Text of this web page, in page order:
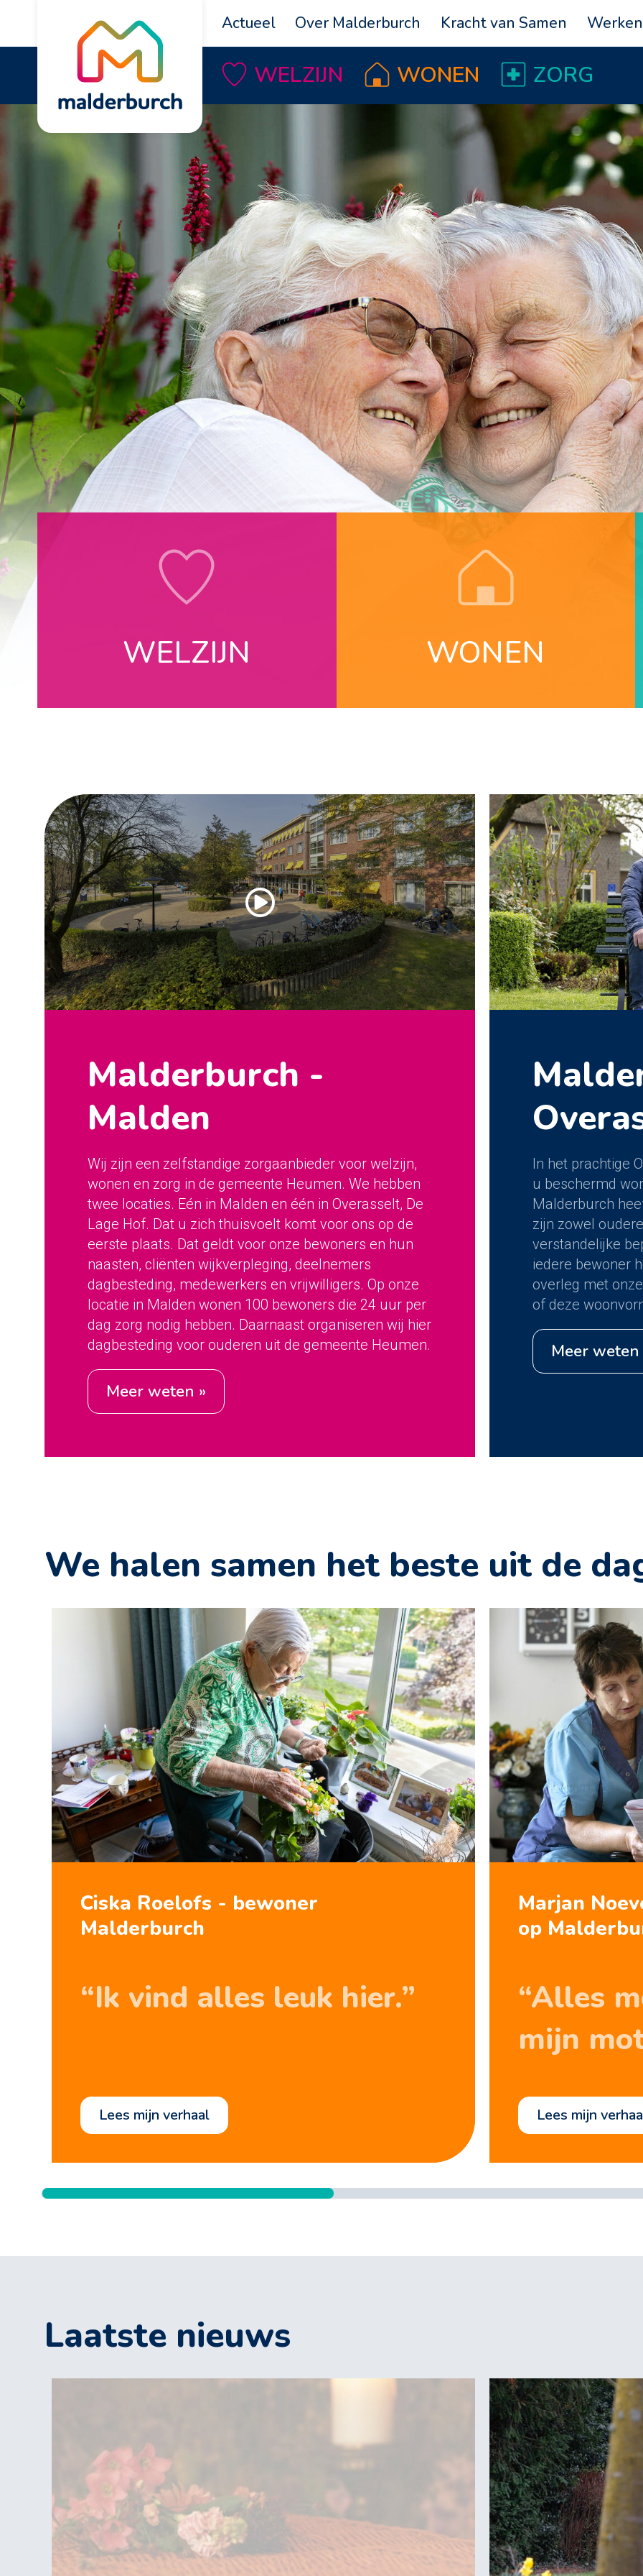
Actueel Over Malderburch Kracht van Samen
WELZIJN WONEN ZORG
WELZIJN WONEN
Malderburch -
Malden
Wij zijn een zelfstandige zorgaanbieder voor welzijn,
wonen en zorg in de gemeente Heumen. We hebben
twee locaties. Eén in Malden en één in Overasselt, De
Lage Hof. Dat u zich thuisvoelt komt voor ons op de
eerste plaats. Dat geldt voor onze bewoners en hun
naasten, cliënten wijkverpleging, deelnemers
dagbesteding, medewerkers en vrijwilligers. Op onze
locatie in Malden wonen 100 bewoners die 24 uur per
dag zorg nodig hebben. Daarnaast organiseren wij hier
dagbesteding voor ouderen uit de gemeente Heumen.
meer weten »
In het prachtige
u beschermd
Malderburch
zijn zowel
verstandelijke
iedere bewoner
overleg met
of deze
meer
We halen samen het beste uit de
Ciska Roelofs - bewoner
Malderburch
“Ik vind alles leuk hier.”
lees mijn verhaal
Marjan
op
“Alles
mijn
lees mijn
Laatste nieuws